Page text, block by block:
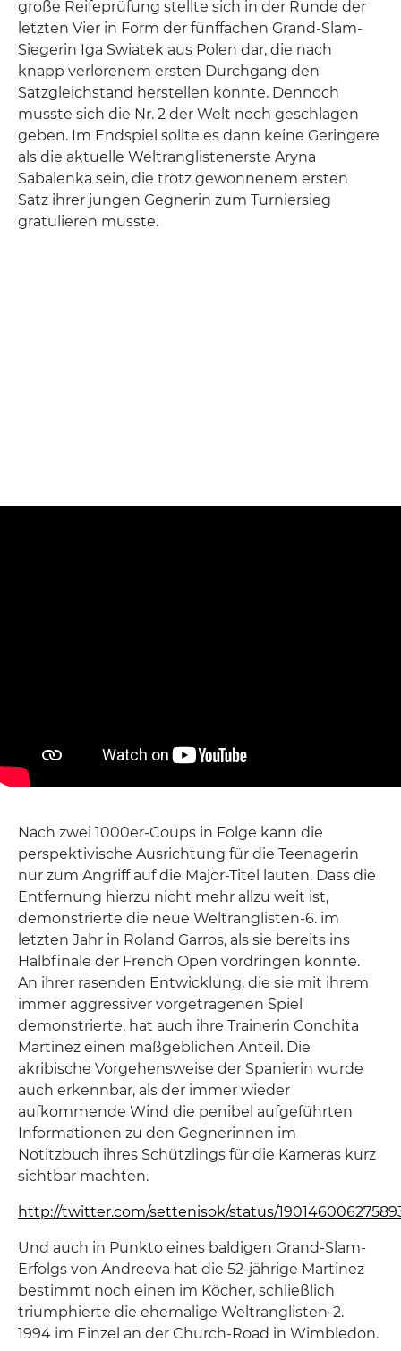
große Reifeprüfung stellte sich in der Runde der
letzten Vier in Form der fünffachen Grand-Slam-
Siegerin Iga Swiatek aus Polen dar, die nach
knapp verlorenem ersten Durchgang den
Satzgleichstand herstellen konnte. Dennoch
musste sich die Nr. 2 der Welt noch geschlagen
geben. Im Endspiel sollte es dann keine Geringere
als die aktuelle Weltranglistenerste Aryna
Sabalenka sein, die trotz gewonnenem ersten
Satz ihrer jungen Gegnerin zum Turniersieg
gratulieren musste.
Nach zwei 1000er-Coups in Folge kann die
perspektivische Ausrichtung für die Teenagerin
nur zum Angriff auf die Major-Titel lauten. Dass die
Entfernung hierzu nicht mehr allzu weit ist,
demonstrierte die neue Weltranglisten-6. im
letzten Jahr in Roland Garros, als sie bereits ins
Halbfinale der French Open vordringen konnte.
An ihrer rasenden Entwicklung, die sie mit ihrem
immer aggressiver vorgetragenen Spiel
demonstrierte, hat auch ihre Trainerin Conchita
Martinez einen maßgeblichen Anteil. Die
akribische Vorgehensweise der Spanierin wurde
auch erkennbar, als der immer wieder
aufkommende Wind die penibel aufgeführten
Informationen zu den Gegnerinnen im
Notitzbuch ihres Schützlings für die Kameras kurz
sichtbar machten.
http://twitter.com/settenisok/status/
Und auch in Punkto eines baldigen Grand-Slam-
Erfolgs von Andreeva hat die 52-jährige Martinez
bestimmt noch einen im Köcher, schließlich
triumphierte die ehemalige Weltranglisten-2.
1994 im Einzel an der Church-Road in Wimbledon.